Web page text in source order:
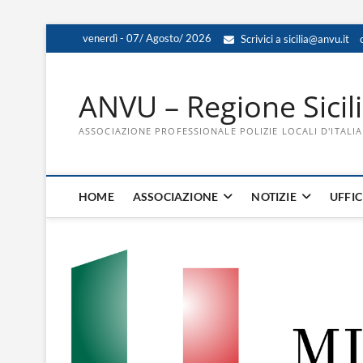
to
venerdì - 07/ Agosto/ 2026 Scrivici a sicilia@anvu.it
ANVU – Regione
ASSOCIAZIONE PROFESSIONALE POLIZIE LOCALI D'ITALIA
HOME ASSOCIAZIONE NOTIZIE